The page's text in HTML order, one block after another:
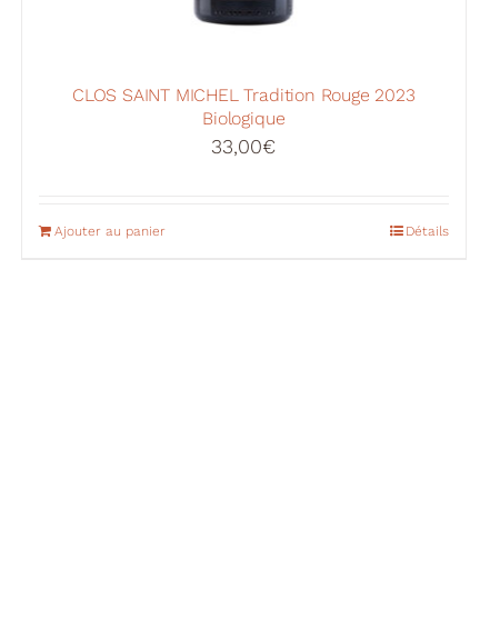
CLOS SAINT MICHEL Tradition Rouge 2023
Biologique
33,00€
Ajouter au panier Détails